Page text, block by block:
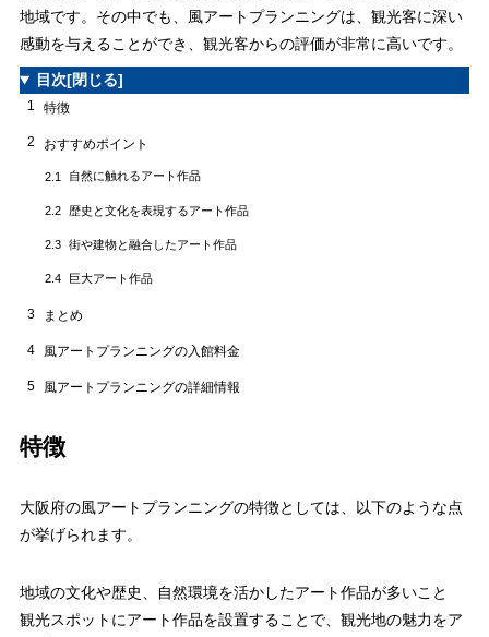
地域です。その中でも、風アートプランニングは、観光客に深い
感動を与えることができ、観光客からの評価が非常に高いです。
目次[閉じる]
1 特徴
2 おすすめポイント
2.1 自然に触れるアート作品
2.2 歴史と文化を表現するアート作品
2.3 街や建物と融合したアート作品
2.4 巨大アート作品
3 まとめ
4 風アートプランニングの入館料金
5 風アートプランニングの詳細情報
特徴
大阪府の風アートプランニングの特徴としては、以下のような点
が挙げられます。
地域の文化や歴史、自然環境を活かしたアート作品が多いこと
観光スポットにアート作品を設置することで、観光地の魅力をア